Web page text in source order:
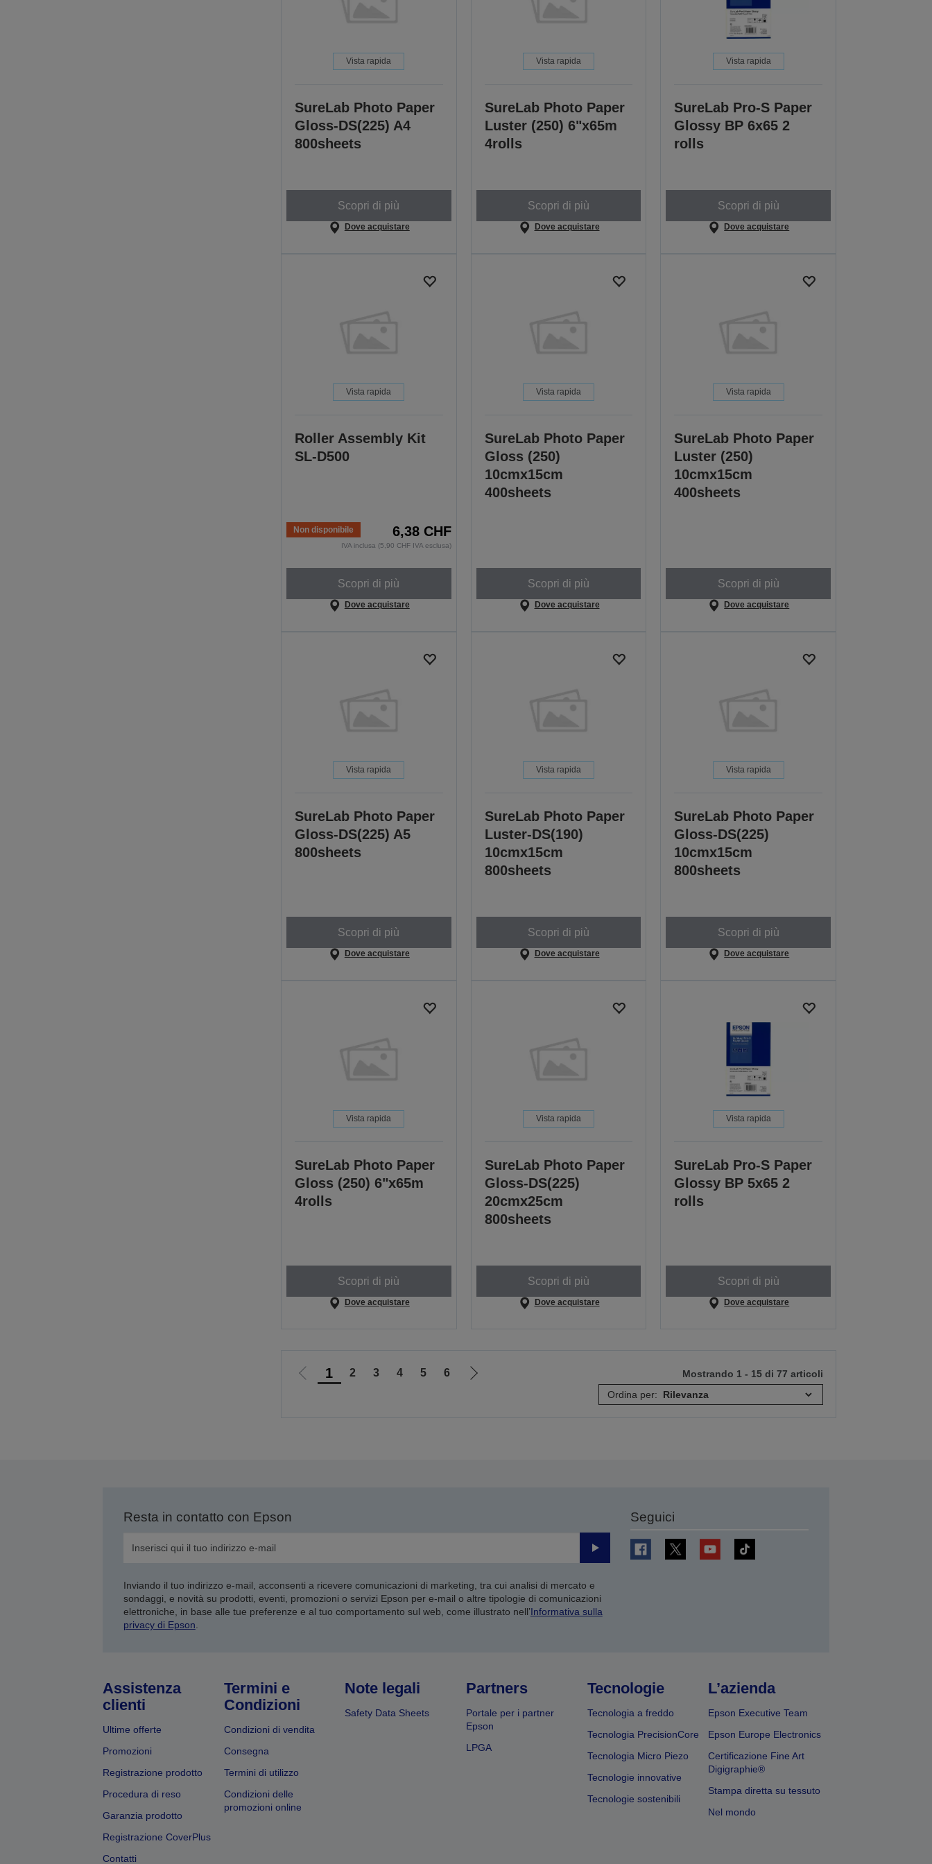
Vista rapida
SureLab Photo Paper
Gloss-DS(225) A4
800sheets
Scopri di più
Dove acquistare
Vista rapida
SureLab Photo Paper
Luster (250) 6"x65m
4rolls
Scopri di più
Dove acquistare
Vista rapida
SureLab Pro-S Paper
Glossy BP 6x65 2
rolls
Scopri di più
Dove acquistare
Vista rapida
Roller Assembly Kit
SL-D500
Non disponibile 6,38 CHF
IVA inclusa (5,90 CHF IVA esclusa)
Scopri di più
Dove acquistare
Vista rapida
SureLab Photo Paper
Gloss (250)
10cmx15cm
400sheets
Scopri di più
Dove acquistare
Vista rapida
SureLab Photo Paper
Luster (250)
10cmx15cm
400sheets
Scopri di più
Dove acquistare
Vista rapida
SureLab Photo Paper
Gloss-DS(225) A5
800sheets
Scopri di più
Dove acquistare
Vista rapida
SureLab Photo Paper
Luster-DS(190)
10cmx15cm
800sheets
Scopri di più
Dove acquistare
Vista rapida
SureLab Photo Paper
Gloss-DS(225)
10cmx15cm
800sheets
Scopri di più
Dove acquistare
Vista rapida
SureLab Photo Paper
Gloss (250) 6"x65m
4rolls
Scopri di più
Dove acquistare
Vista rapida
SureLab Photo Paper
Gloss-DS(225)
20cmx25cm
800sheets
Scopri di più
Dove acquistare
Vista rapida
SureLab Pro-S Paper
Glossy BP 5x65 2
rolls
Scopri di più
Dove acquistare
Vai 1 2 3 4 5 6
Vai
Mostrando 1 - 15 di 77 articoli
Ordina per:
Resta in contatto con Epson
Invia
Inviando il tuo indirizzo e-mail, acconsenti a ricevere comunicazioni di marketing, tra cui analisi di mercato e
sondaggi, e novità su prodotti, eventi, promozioni o servizi Epson per e-mail o altre tipologie di comunicazioni
elettroniche, in base alle tue preferenze e al tuo comportamento sul web, come illustrato nell’Informativa sulla
privacy di Epson.
Seguici
Assistenza
clienti
Ultime offerte
Promozioni
Registrazione prodotto
Procedura di reso
Garanzia prodotto
Registrazione CoverPlus
Contatti
Termini e
Condizioni
Condizioni di vendita
Consegna
Termini di utilizzo
Condizioni delle
promozioni online
Note legali
Safety Data Sheets
Partners
Portale per i partner
Epson
LPGA
Tecnologie
Tecnologia a freddo
Tecnologia PrecisionCore
Tecnologia Micro Piezo
Tecnologie innovative
Tecnologie sostenibili
L’azienda
Epson Executive Team
Epson Europe Electronics
Certificazione Fine Art
Digigraphie®
Stampa diretta su tessuto
Nel mondo